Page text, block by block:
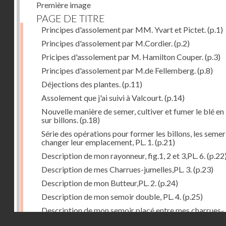
Première image
PAGE DE TITRE
Principes d'assolement par MM. Yvart et Pictet. (p.1)
Principes d'assolement par M.Cordier. (p.2)
Pricipes d'assolement par M. Hamilton Couper. (p.3)
Principes d'assolement par M.de Fellemberg. (p.8)
Déjections des plantes. (p.11)
Assolement que j'ai suivi à Valcourt. (p.14)
Nouvelle manière de semer, cultiver et fumer le blé en
sur billons. (p.18)
Série des opérations pour former les billons, les
changer leur emplacement, PL. 1. (p.21)
Description de mon rayonneur, fig.1, 2 et 3,PL. 6.
Description de mes Charrues-jumelles,PL. 3. (p.23)
Description de mon Butteur,PL. 2. (p.24)
Description de mon semoir double, PL. 4. (p.25)
Description de mon semoir placé entre mes charrues-